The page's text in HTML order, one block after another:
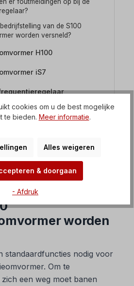
van de S100
worden versneld?
H100
iS7
frequentieomvormer
de inbedrijfstelling
worden
standaardfuncties nodig voor
Om te
een weg moet banen
cookies om u de best mogelijke
te bieden. Meer informatie.
Alles weigeren
& doorgaan
- Afdruk